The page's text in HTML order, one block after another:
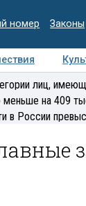
номер Законы
Интервью
лиц,
меньше на 409
в России